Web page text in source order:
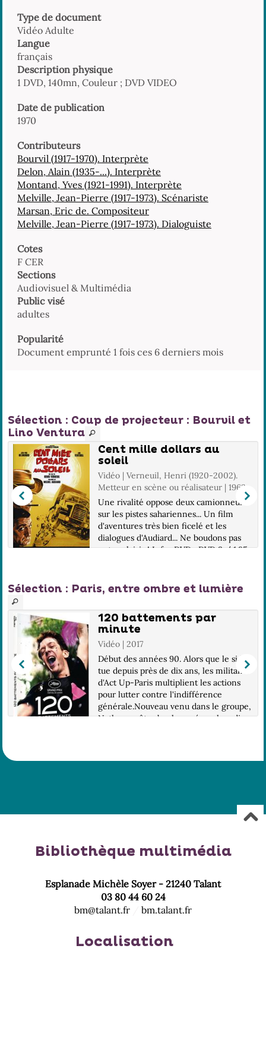
Type de document
Vidéo Adulte
Langue
français
Description physique
1 DVD, 140mn, Couleur ; DVD VIDEO
Date de publication
1970
Contributeurs
Bourvil (1917-1970). Interprète
Delon, Alain (1935-...). Interprète
Montand, Yves (1921-1991). Interprète
Melville, Jean-Pierre (1917-1973). Scénariste
Marsan, Eric de. Compositeur
Melville, Jean-Pierre (1917-1973). Dialoguiste
Cotes
F CER
Sections
Audiovisuel & Multimédia
Public visé
adultes
Popularité
Document emprunté 1 fois ces 6 derniers mois
Sélection : Coup de projecteur : Bourvil et
Lino Ventura
Cent mille dollars au
soleil
Vidéo | Verneuil, Henri (1920-2002).
Metteur en scène ou réalisateur | 1963
Une rivalité oppose deux camionneurs
sur les pistes sahariennes... Un film
d'aventures très bien ficelé et les
dialogues d'Audiard... Ne boudons pas
notre plaisir ! Infos DVD : DVD 9 / 1.85,
Sélection : Paris, entre ombre et lumière
120 battements par
minute
Vidéo | 2017
Début des années 90. Alors que le sida
tue depuis près de dix ans, les militants
d'Act Up-Paris multiplient les actions
pour lutter contre l'indifférence
générale.Nouveau venu dans le groupe,
Nathan va être bouleversé par la radic...
Bibliothèque multimédia
Esplanade Michèle Soyer - 21240 Talant
03 80 44 60 24
bm@talant.fr
bm.talant.fr
Localisation